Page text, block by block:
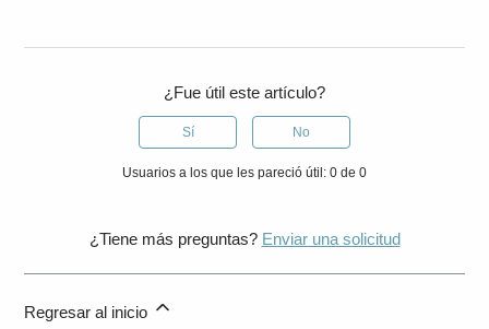
¿Fue útil este artículo?
Sí No
Usuarios a los que les pareció útil: 0 de 0
¿Tiene más preguntas? Enviar una solicitud
Regresar al inicio